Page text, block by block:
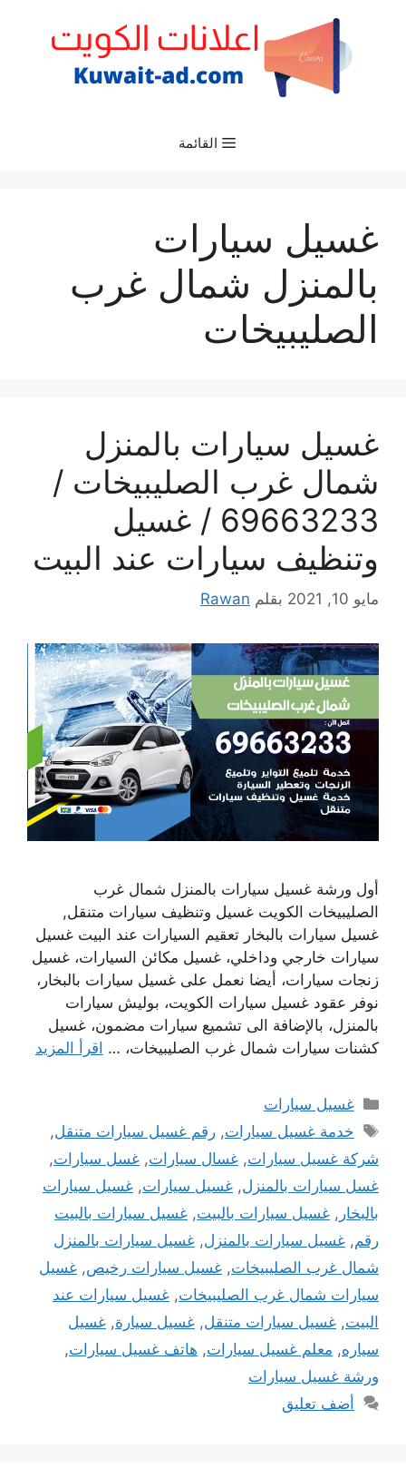
القائمة
غسيل سيارات
بالمنزل شمال غرب
الصليبيخات
غسيل سيارات بالمنزل
شمال غرب الصليبيخات /
69663233 / غسيل
وتنظيف سيارات عند البيت
مايو 10, 2021 بقلم Rawan
أول ورشة غسيل سيارات بالمنزل شمال غرب
الصليبيخات الكويت غسيل وتنظيف سيارات متنقل,
غسيل سيارات بالبخار تعقيم السيارات عند البيت غسيل
سيارات خارجي وداخلي، غسيل مكائن السيارات، غسيل
زنجات سيارات، أيضا نعمل على غسيل سيارات بالبخار،
نوفر عقود غسيل سيارات الكويت، بوليش سيارات
بالمنزل، بالإضافة الى تشميع سيارات مضمون، غسيل
كشنات سيارات شمال غرب الصليبيخات، … اقرأ المزيد
التصنيفات
غسيل سيارات
الوسوم
خدمة غسيل سيارات,رقم غسيل سيارات متنقل,
شركة غسيل سيارات, غسال سيارات, غسل سيارات,
غسل سيارات بالمنزل, غسيل سيارات, غسيل سيارات
بالبخار , غسيل سيارات بالبيت, غسيل سيارات بالبيت
رقم, غسيل سيارات بالمنزل, غسيل سيارات بالمنزل
شمال غرب الصليبيخات, غسيل سيارات رخيص, غسيل
سيارات شمال غرب الصليبيخات, غسيل سيارات عند
البيت, غسيل سيارات متنقل, غسيل سيارة, غسيل
سياره, معلم غسيل سيارات, هاتف غسيل سيارات,
ورشة غسيل سيارات
أضف تعليق